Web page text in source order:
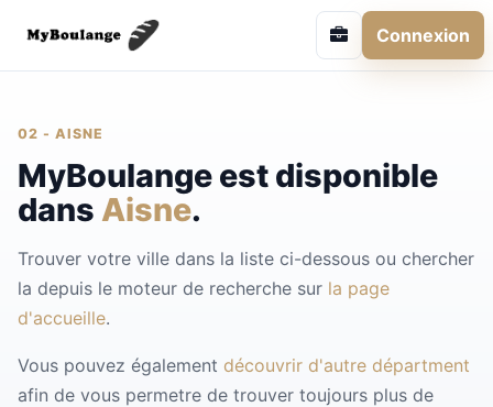
Connexion
02 - AISNE
MyBoulange est disponible
dans Aisne.
Trouver votre ville dans la liste ci-dessous ou chercher
la depuis le moteur de recherche sur la page
d'accueille.
Vous pouvez également découvrir d'autre départment
afin de vous permetre de trouver toujours plus de